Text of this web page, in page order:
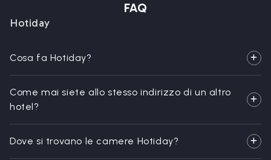
FAQ
Hotiday
Cosa fa Hotiday?
Come mai siete allo stesso indirizzo di un altro
hotel?
Dove si trovano le camere Hotiday?